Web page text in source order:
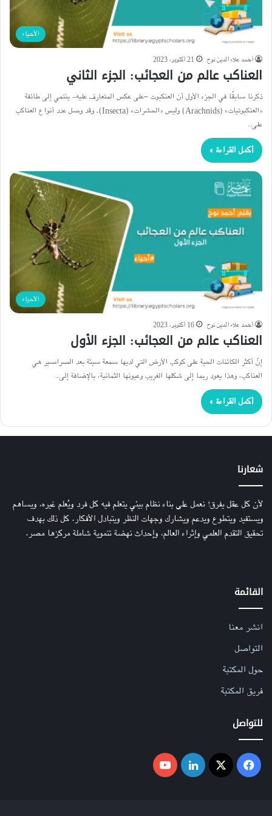
الأحياء
أحمد علاء الدين نوح 21 أكتوبر، 2023
العناكب عالم من العجائب: الجزء الثاني
ذكرنا سابقًا في الجزء الأول أن العنكبوت -على عكس المتعارف عليه– ينتمي إلى طائفة
«العنكبوتيات» (Arachnids) وليس «الحشرات» (Insecta). وقد وصل عدد أنواع العناكب
على…
أكمل القراءة »
الأحياء
أحمد علاء الدين نوح 16 أكتوبر، 2023
العناكب عالم من العجائب: الجزء الأول
إنّ أكثر الكائنات الحية على كوكب الأرض التي لديها سمعة سيئة بعد الصراصير هي
العناكب، وهذا يعود ربما إلى شكلها الغريب وعيونها الثمانية، بالإضافة إلى…
أكمل القراءة »
شعارنا
لأن كل عقل يفرق! نعمل على بناء نظام بيئي يتعلم فيه كل فرد ويُعلم غيره، ويساهم
ويستفيد ويتطوع ويدعم ويشارك وجهات النظر ويتبادل الأفكار. كل ذلك بهدف
تحقيق التقدم العلمي وإثراء العالم، وإحداث نهضة تنموية شاملة مركزها مصر.
القائمة
انشر معنا
التواصل
حول المكتبة
فريق المكتبة
للتواصل
فيسبوك ‫X لينكدإن ‫YouTube